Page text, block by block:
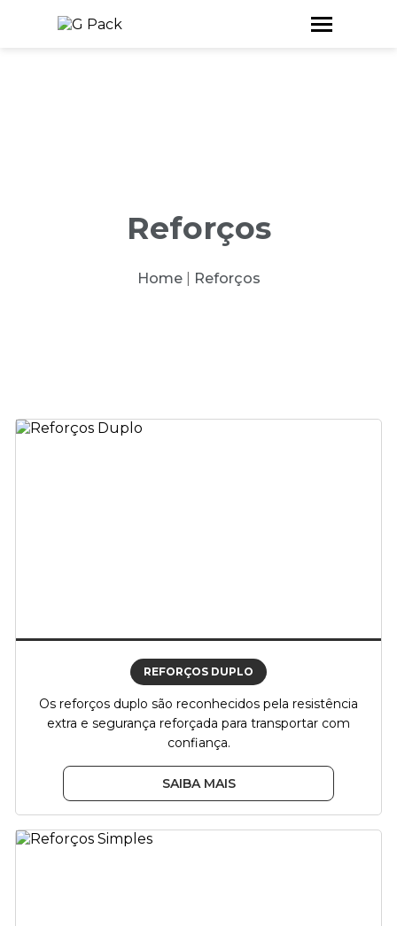
Reforços
Home| Reforços
REFORÇOS DUPLO
Os reforços duplo são reconhecidos pela resistência
extra e segurança reforçada para transportar com
confiança.
SAIBA MAIS